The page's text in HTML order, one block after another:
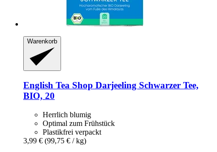
Warenkorb
English Tea Shop Darjeeling Schwarzer Tee,
BIO, 20
Herrlich blumig
Optimal zum Frühstück
Plastikfrei verpackt
3,99 € (99,75 € / kg)